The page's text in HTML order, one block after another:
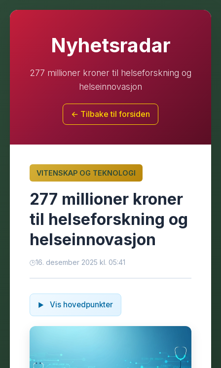
Nyhetsradar
277 millioner kroner til helseforskning og
helseinnovasjon
← Tilbake til forsiden
VITENSKAP OG TEKNOLOGI
277 millioner kroner
til helseforskning og
helseinnovasjon
16. desember 2025 kl. 05:41
Vis hovedpunkter